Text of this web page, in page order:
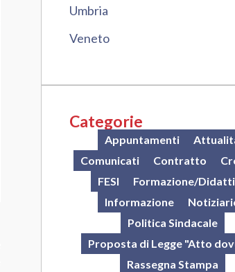
Umbria
Veneto
Categorie
Appuntamenti
Comunicati
Contratto
FESI
Formazione/
Informazione
Politica Sindacale
Proposta di Legge "Atto
Rassegna Stampa